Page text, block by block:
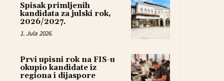
Spisak primljenih
kandidata za julski rok,
2026/2027.
1. Jula 2026.
Prvi upisni rok na FIS-u
okupio kandidate iz
regiona i dijaspore